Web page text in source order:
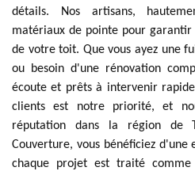
détails. Nos artisans,
matériaux de pointe pour
de votre toit. Que vous ayez une
ou besoin d'une rénovation
écoute et prêts à intervenir
clients est notre priorité, et
réputation dans la région de
Couverture, vous bénéficiez d'une
chaque projet est traité